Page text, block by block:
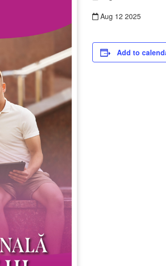
Aug 12 2025
Add to